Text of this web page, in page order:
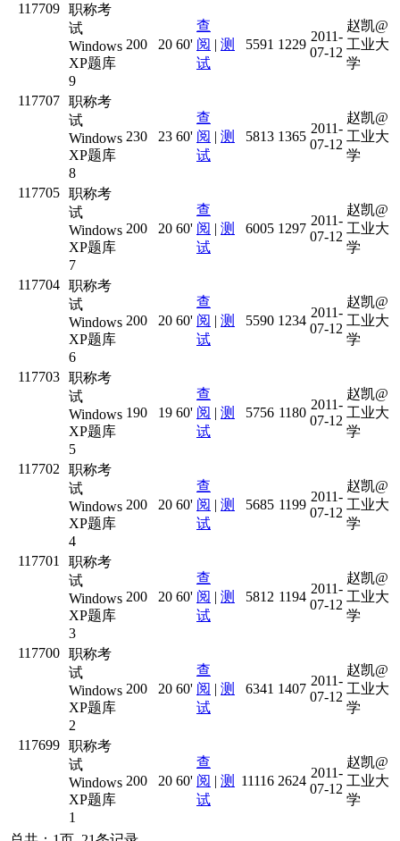
117709 职称考
试
Windows
XP题库
9
200 20 60'
查
阅 | 测
试
5591 1229
2011-
07-12
赵凯@
工业大
学
117707 职称考
试
Windows
XP题库
8
230 23 60'
查
阅 | 测
试
5813 1365
2011-
07-12
赵凯@
工业大
学
117705 职称考
试
Windows
XP题库
7
200 20 60'
查
阅 | 测
试
6005 1297
2011-
07-12
赵凯@
工业大
学
117704 职称考
试
Windows
XP题库
6
200 20 60'
查
阅 | 测
试
5590 1234
2011-
07-12
赵凯@
工业大
学
117703 职称考
试
Windows
XP题库
5
190 19 60'
查
阅 | 测
试
5756 1180
2011-
07-12
赵凯@
工业大
学
117702
职称考
试
Windows
XP题库
4
200 20 60'
查
阅 | 测
试
5685 1199
2011-
07-12
赵凯@
工业大
学
117701
职称考
试
Windows
XP题库
3
200 20 60'
查
阅 | 测
试
5812 1194
2011-
07-12
赵凯@
工业大
学
117700 职称考
试
Windows
XP题库
2
200 20 60'
查
阅 | 测
试
6341 1407
2011-
07-12
赵凯@
工业大
学
117699 职称考
试
Windows
XP题库
1
200 20 60'
查
阅 | 测
试
11116 2624
2011-
07-12
赵凯@
工业大
学